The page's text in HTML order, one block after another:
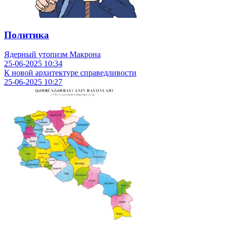
Политика
Ядерный утопизм Макрона
25-06-2025 10:34
К новой архитектуре справедливости
25-06-2025 10:27